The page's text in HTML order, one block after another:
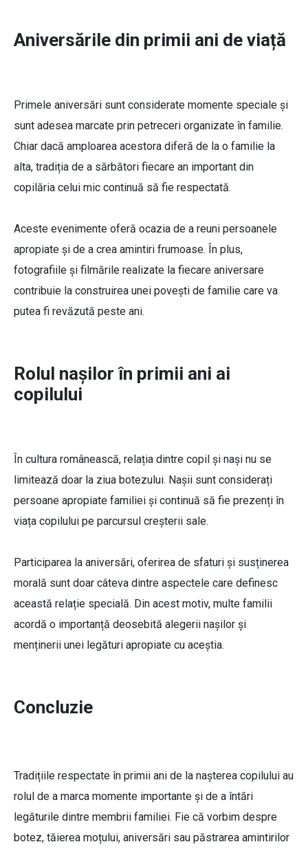
Aniversările din primii ani de viață
Primele aniversări sunt considerate momente speciale și
sunt adesea marcate prin petreceri organizate în familie.
Chiar dacă amploarea acestora diferă de la o familie la
alta, tradiția de a sărbători fiecare an important din
copilăria celui mic continuă să fie respectată.
Aceste evenimente oferă ocazia de a reuni persoanele
apropiate și de a crea amintiri frumoase. În plus,
fotografiile și filmările realizate la fiecare aniversare
contribuie la construirea unei povești de familie care va
putea fi revăzută peste ani.
Rolul nașilor în primii ani ai
copilului
În cultura românească, relația dintre copil și nași nu se
limitează doar la ziua botezului. Nașii sunt considerați
persoane apropiate familiei și continuă să fie prezenți în
viața copilului pe parcursul creșterii sale.
Participarea la aniversări, oferirea de sfaturi și susținerea
morală sunt doar câteva dintre aspectele care definesc
această relație specială. Din acest motiv, multe familii
acordă o importanță deosebită alegerii nașilor și
menținerii unei legături apropiate cu aceștia.
Concluzie
Tradițiile respectate în primii ani de la nașterea copilului au
rolul de a marca momente importante și de a întări
legăturile dintre membrii familiei. Fie că vorbim despre
botez, tăierea moțului, aniversări sau păstrarea amintirilor